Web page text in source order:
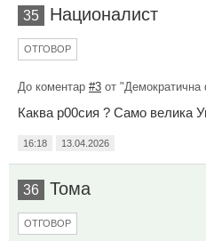
35 Националист
ОТГОВОР
До коментар #3 от
Каква р00сия ? Само велика
16:18 13.04.2026
36 Тома
ОТГОВОР